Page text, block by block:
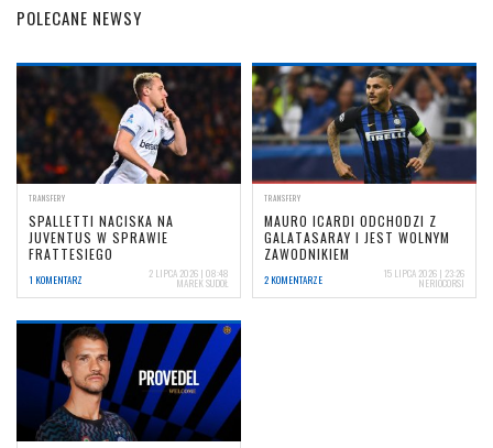
POLECANE NEWSY
TRANSFERY
SPALLETTI NACISKA NA
JUVENTUS W SPRAWIE
FRATTESIEGO
1 KOMENTARZ 2 LIPCA 2026 | 08:48
MAREK SUDOŁ
TRANSFERY
MAURO ICARDI ODCHODZI Z
GALATASARAY I JEST WOLNYM
ZAWODNIKIEM
2 KOMENTARZE 15 LIPCA 2026 | 23:26
NERIOCORSI